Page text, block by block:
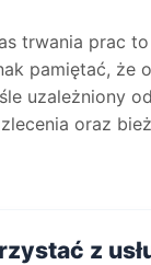
trwania prac
pamiętać, że
uzależniony
oraz
z